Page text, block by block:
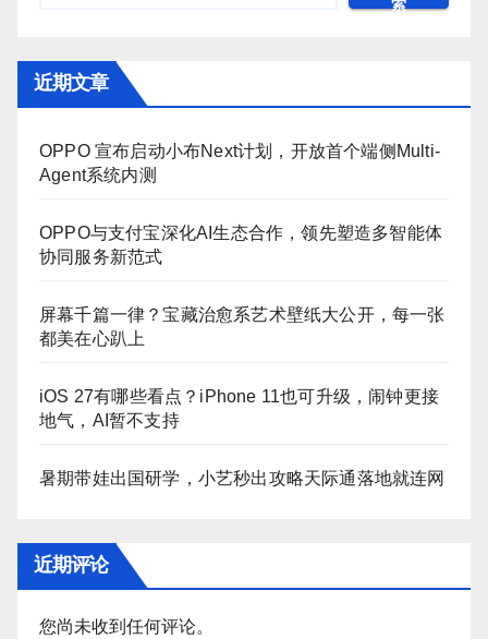
索
近期文章
OPPO 宣布启动小布Next计划，开放首个端侧Multi-
Agent系统内测
OPPO与支付宝深化AI生态合作，领先塑造多智能体
协同服务新范式
屏幕千篇一律？宝藏治愈系艺术壁纸大公开，每一张
都美在心趴上
iOS 27有哪些看点？iPhone 11也可升级，闹钟更接
地气，AI暂不支持
暑期带娃出国研学，小艺秒出攻略天际通落地就连网
近期评论
您尚未收到任何评论。